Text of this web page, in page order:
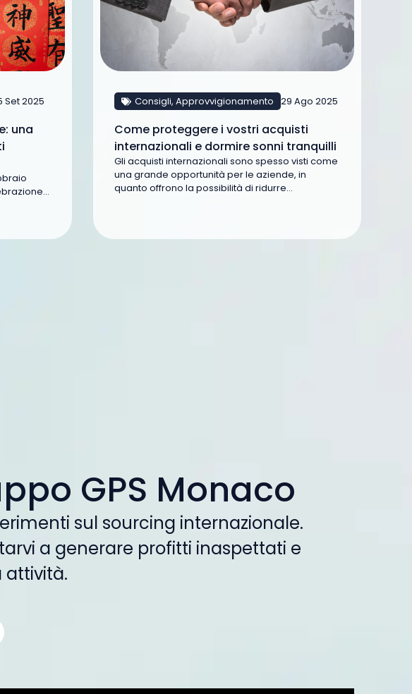
Set 2025
una
Consigli, Approvvigionamento 29 Ago 2025
Come proteggere i vostri acquisti
internazionali e dormire sonni tranquilli
Gli acquisti internazionali sono spesso visti come
una grande opportunità per le aziende, in
quanto offrono la possibilità di ridurre...
GPS Monaco
sul sourcing internazionale.
a generare profitti inaspettati e
attività.